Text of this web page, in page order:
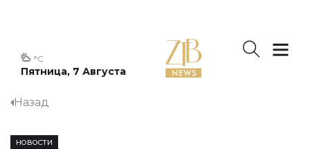
Пятница, 7 Августа
°C
Назад
НОВОСТИ